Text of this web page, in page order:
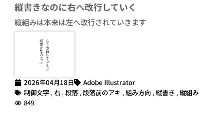
縦書きなのに右へ改行していく
縦組みは本来は左へ改行されていきます
2026年04月18日
Adobe Illustrator
制御文字 , 右 , 段落 , 段落前のアキ , 組み方向 , 縦書き , 縦組み
849